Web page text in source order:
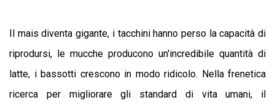
Il mais diventa gigante, i tacchini hanno perso la capacità di
riprodursi, le mucche producono un'incredibile quantità di
latte, i bassotti crescono in modo ridicolo. Nella frenetica
ricerca per migliorare gli standard di vita umani, il